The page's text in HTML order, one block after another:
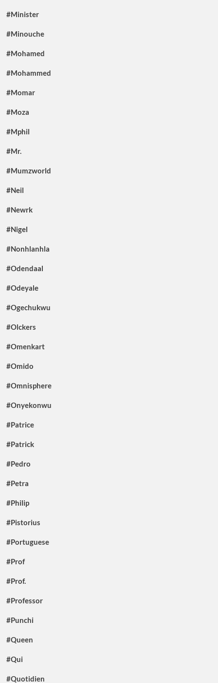
#Minister
#Minouche
#Mohamed
#Mohammed
#Momar
#Moza
#Mphil
#Mr.
#Mumzworld
#Neil
#Newrk
#Nigel
#Nonhlanhla
#Odendaal
#Odeyale
#Ogechukwu
#Olckers
#Omenkart
#Omido
#Omnisphere
#Onyekonwu
#Patrice
#Patrick
#Pedro
#Petra
#Philip
#Pistorius
#Portuguese
#Prof
#Prof.
#Professor
#Punchi
#Queen
#Qui
#Quotidien